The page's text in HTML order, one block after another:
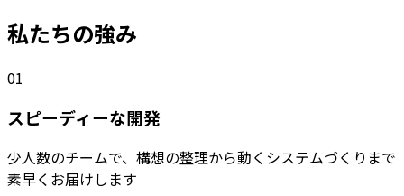
私たちの強み
01
スピーディーな開発
少人数のチームで、構想の整理から動くシステムづくりまで
素早くお届けします